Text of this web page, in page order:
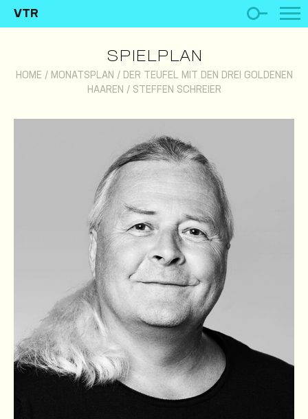
VTR
SPIELPLAN
HOME / MONATSPLAN / DER TEUFEL MIT DEN DREI GOLDENEN
HAAREN / STEFFEN SCHREIER